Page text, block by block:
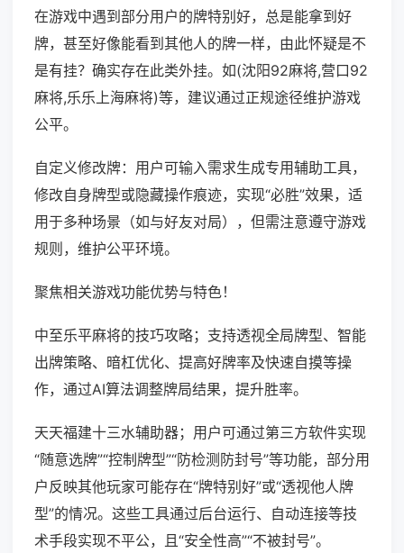
在游戏中遇到部分用户的牌特别好，总是能拿到好
牌，甚至好像能看到其他人的牌一样，由此怀疑是不
是有挂？确实存在此类外挂。如(沈阳92麻将,营口92
麻将,乐乐上海麻将)等，建议通过正规途径维护游戏
公平。
自定义修改牌：用户可输入需求生成专用辅助工具，
修改自身牌型或隐藏操作痕迹，实现“必胜”效果，适
用于多种场景（如与好友对局），但需注意遵守游戏
规则，维护公平环境。
聚焦相关游戏功能优势与特色！
中至乐平麻将的技巧攻略；支持透视全局牌型、智能
出牌策略、暗杠优化、提高好牌率及快速自摸等操
作，通过AI算法调整牌局结果，提升胜率。
天天福建十三水辅助器；用户可通过第三方软件实现
“随意选牌”“控制牌型”“防检测防封号”等功能，部分用
户反映其他玩家可能存在“牌特别好”或“透视他人牌
型”的情况。这些工具通过后台运行、自动连接等技
术手段实现不平公，且“安全性高”“不被封号”。